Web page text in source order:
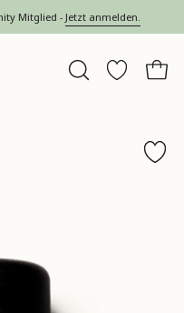
Mitglied - Jetzt anmelden.
SUCHLEISTE